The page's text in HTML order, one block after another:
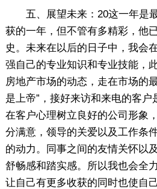
五、展望未来：20这一年是
获的一年，但不管有多精彩，他
史。未来在以后的日子中，我会
强自己的专业知识和专业技能，
房地产市场的动态，走在市场的
是上帝”，接好来访和来电的客户
在客户心理树立良好的公司形象
分满意，领导的关爱以及工作条
的动力。同事之间的友情关怀以
舒畅感和踏实感。所以我也会全
让自己有更多收获的同时也使自